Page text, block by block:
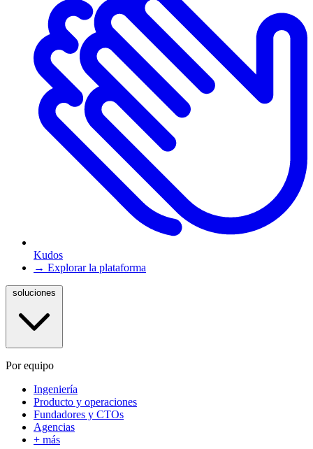
Kudos
→ Explorar la plataforma
Por equipo
Ingeniería
Producto y operaciones
Fundadores y CTOs
Agencias
+ más